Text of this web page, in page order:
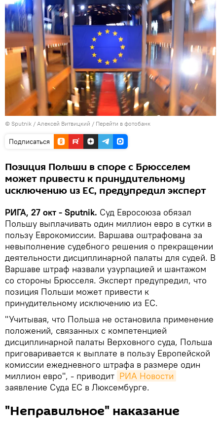
© Sputnik / Алексей Витвицкий / Перейти в фотобанк
Подписаться
Позиция Польши в споре с Брюсселем
может привести к принудительному
исключению из ЕС, предупредил эксперт
РИГА, 27 окт - Sputnik. Суд Евросоюза обязал
Польшу выплачивать один миллион евро в сутки в
пользу Еврокомиссии. Варшава оштрафована за
невыполнение судебного решения о прекращении
деятельности дисциплинарной палаты для судей. В
Варшаве штраф назвали узурпацией и шантажом
со стороны Брюсселя. Эксперт предупредил, что
позиция Польши может привести к
принудительному исключению из ЕС.
"Учитывая, что Польша не остановила применение
положений, связанных с компетенцией
дисциплинарной палаты Верховного суда, Польша
приговаривается к выплате в пользу Европейской
комиссии ежедневного штрафа в размере один
миллион евро", - приводит РИА Новости
заявление Суда ЕС в Люксембурге.
"Неправильное" наказание